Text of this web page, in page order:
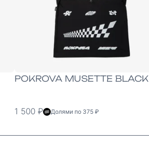
POKROVA MUSETTE BLACK
1 500 ₽ Долями по 375 ₽